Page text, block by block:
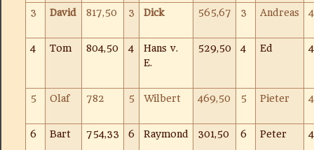
3 David 817,50 3 Dick 565,67 3 Andreas
4 Tom 804,50 4
Hans v.
E.
529,50 4 Ed
5 Olaf 782 5 Wilbert 469,50 5 Pieter
6 Bart 754,33 6 Raymond 301,50 6 Peter